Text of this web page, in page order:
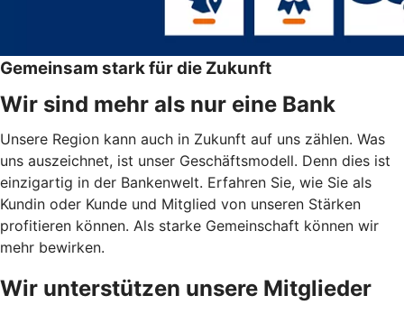
Gemeinsam stark für die Zukunft
Wir sind mehr als nur eine Bank
Unsere Region kann auch in Zukunft auf uns zählen. Was
uns auszeichnet, ist unser Geschäftsmodell. Denn dies ist
einzigartig in der Bankenwelt. Erfahren Sie, wie Sie als
Kundin oder Kunde und Mitglied von unseren Stärken
profitieren können. Als starke Gemeinschaft können wir
mehr bewirken.
Wir unterstützen unsere Mitglieder